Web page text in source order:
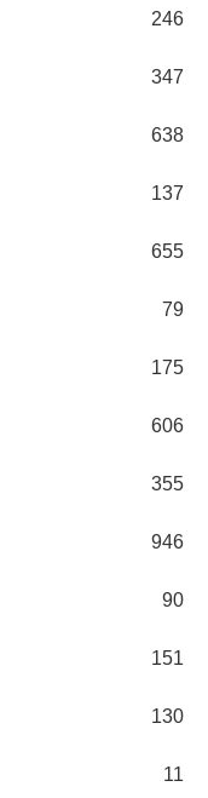
246
347
638
137
655
79
175
606
355
946
90
151
130
11